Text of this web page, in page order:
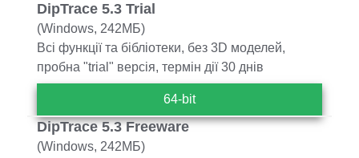
DipTrace 5.3 Trial
(Windows, 242MБ)
Всі функції та бібліотеки, без 3D моделей,
пробна "trial" версія, термін дії 30 днів
64-bit
DipTrace 5.3 Freeware
(Windows, 242МБ)